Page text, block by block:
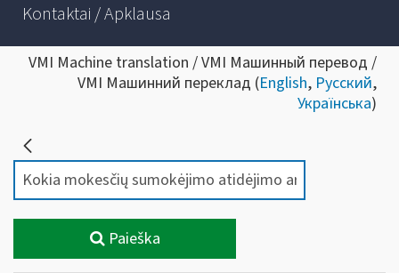
Kontaktai / Apklausa
VMI Machine translation / VMI Машинный перевод /
VMI Машинний переклад (English, Русский,
Українська)
Paieška